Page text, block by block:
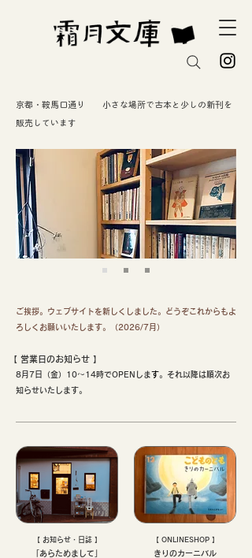
京都・鞍馬口通り 小さな場所で古本と少しの新刊を
販売しています
ご挨拶。ウェブサイトを新しくしました。どうぞこれからもよ
ろしくお願いいたします。（2026/7月）
【 ​営業日のお知らせ 】
8月7日（金）10〜14時でOPENします。それ以降は順次お
知らせいたします。
【 お知らせ・日誌 】
「あらためまして」
【 ONLINESHOP 】
きりのカーニバル